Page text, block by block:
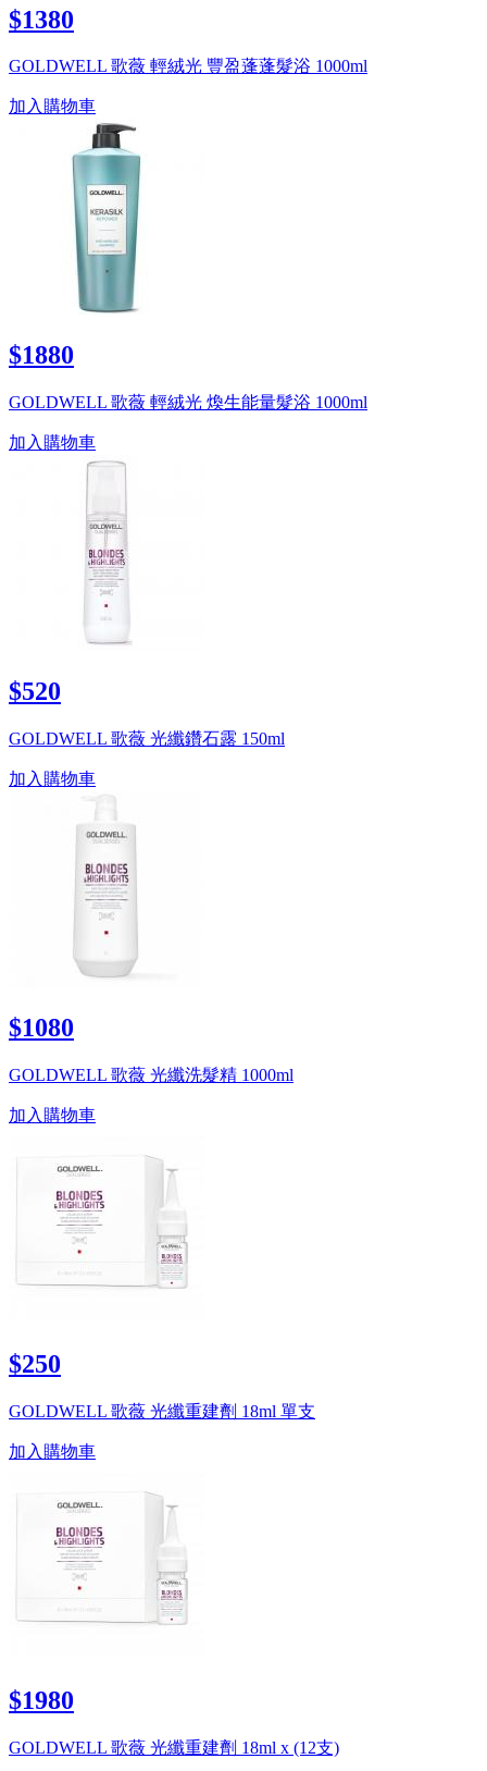
$1380
GOLDWELL 歌薇 輕絨光 豐盈蓬蓬髮浴 1000ml
加入購物車
$1880
GOLDWELL 歌薇 輕絨光 煥生能量髮浴 1000ml
加入購物車
$520
GOLDWELL 歌薇 光纖鑽石露 150ml
加入購物車
$1080
GOLDWELL 歌薇 光纖洗髮精 1000ml
加入購物車
$250
GOLDWELL 歌薇 光纖重建劑 18ml 單支
加入購物車
$1980
GOLDWELL 歌薇 光纖重建劑 18ml x (12支)